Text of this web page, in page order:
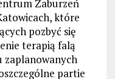
Zaburzeń
które
pozbyć się
terapią falą
zaplanowanych
partie